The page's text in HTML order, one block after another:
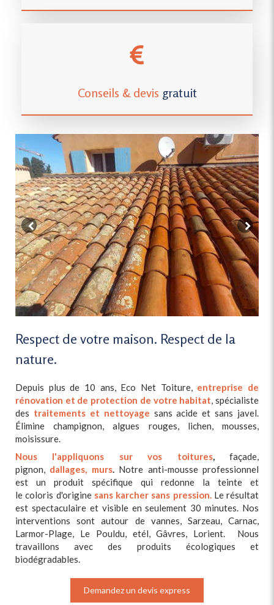
Conseils & devis gratuit
Respect de votre maison. Respect de la
nature.
Depuis plus de 10 ans, Eco Net Toiture, entreprise de
rénovation et de protection de votre habitat, spécialiste
des traitements et nettoyage sans acide et sans javel.
Élimine champignon, algues rouges, lichen, mousses,
moisissure.
Nous l'appliquons sur vos toitures,façade,
pignon, dallages, murs. Notre anti-mousse professionnel
est un produit spécifique qui redonne la teinte et
le coloris d'origine sans karcher sans pression. Le résultat
est spectaculaire et visible en seulement 30 minutes. Nos
interventions sont autour de vannes, Sarzeau, Carnac,
Larmor-Plage, Le Pouldu, etél, Gâvres, Lorient. Nous
travaillons avec des produits écologiques et
biodégradables.
Demandez un devis express